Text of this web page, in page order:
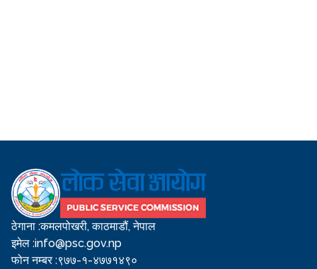
ठेगाना :कमलपोखरी, काठमाडौं, नेपाल
इमेल :info@psc.gov.np
फोन नम्बर :९७७-१-४७७१४९०